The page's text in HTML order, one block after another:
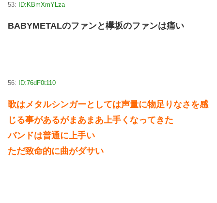
53: ID:KBmXmYLza
BABYMETALのファンと欅坂のファンは痛い
56: ID:76dF0t110
歌はメタルシンガーとしては声量に物足りなさを感
じる事があるがまあまあ上手くなってきた
バンドは普通に上手い
ただ致命的に曲がダサい